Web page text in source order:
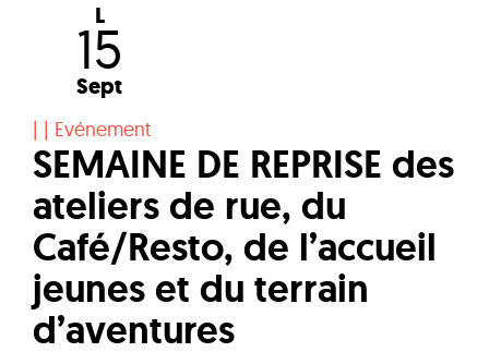
L
15
Sept
| | Evénement
SEMAINE DE REPRISE des
ateliers de rue, du
Café/Resto, de l’accueil
jeunes et du terrain
d’aventures